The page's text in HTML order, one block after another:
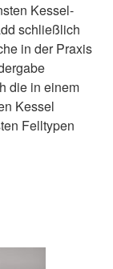
Kessel-
schließlich
in der Praxis
die in einem
Kessel
Felltypen